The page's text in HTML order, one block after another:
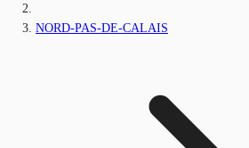
NORD-PAS-DE-CALAIS